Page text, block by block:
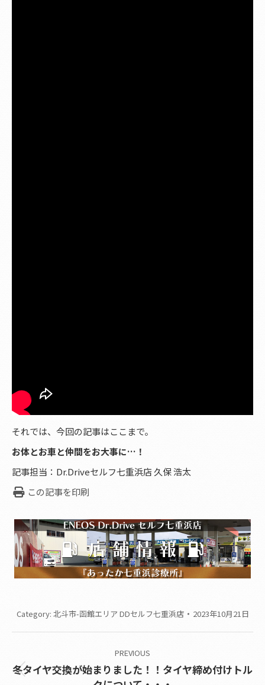
それでは、今回の記事はここまで。
お体とお車と仲間をお大事に…！
記事担当：Dr.Driveセルフ七重浜店 久保 浩太
この記事を印刷
Category: 北斗市-函館エリア DDセルフ七重浜店 2023年10月21日
PREVIOUS
Previous
冬タイヤ交換が始まりました！！タイヤ締め付けトル